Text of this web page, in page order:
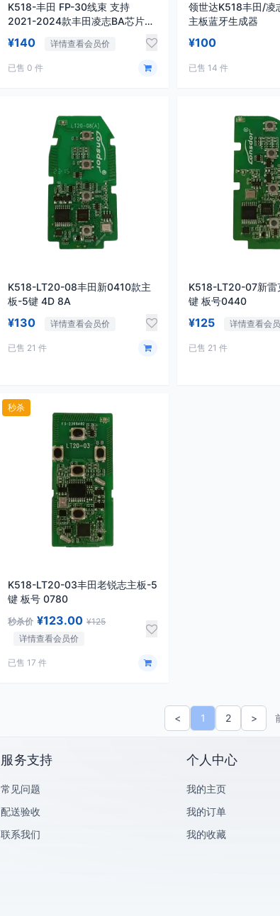
K518-丰田 FP-30线束 支持
2021-2024款丰田凌志BA芯片钥
¥140 详情查看会员价
已售 0 件
领世达K518丰田/凌
主板蓝牙生成器
¥100
已售 14 件
K518-LT20-08丰田新0410款主
板-5键 4D 8A
¥130 详情查看会员价
已售 21 件
K518-LT20-07新雷
键 板号0440
¥125 详情查看会
已售 21 件
秒杀
K518-LT20-03丰田老锐志主板-5
键 板号 0780
秒杀价 ¥123.00 ¥125
详情查看会员价
已售 17 件
&laquo; 上一页
< 1 2 下一
>
服务支持
常见问题
配送验收
联系我们
个人中心
我的主页
我的订单
我的收藏